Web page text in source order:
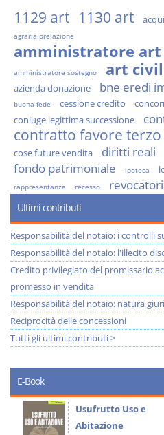
1129 art 1130 art
agraria prelazione
amministratore art
amministratore sostegno art
azienda donazione bne eredi
buona fede cessione credito
coniuge legittima successione
contratto favore terzo
cose future vendita diritti reali
fondo patrimoniale ipoteca
rappresentanza
recesso
Ultimi contributi
Responsabilità del notaio: i controlli
Responsabilità del notaio: l'illecito
Credito privilegiato del promissario
promesso in vendita
Responsabilità del notaio: natura
Reciprocità delle concessioni
Tutti gli ultimi contributi >
E-Book
Usufrutto Uso e
Abitazione